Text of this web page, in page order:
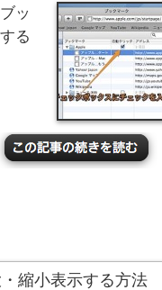
ッ
る
縮小表示する方法